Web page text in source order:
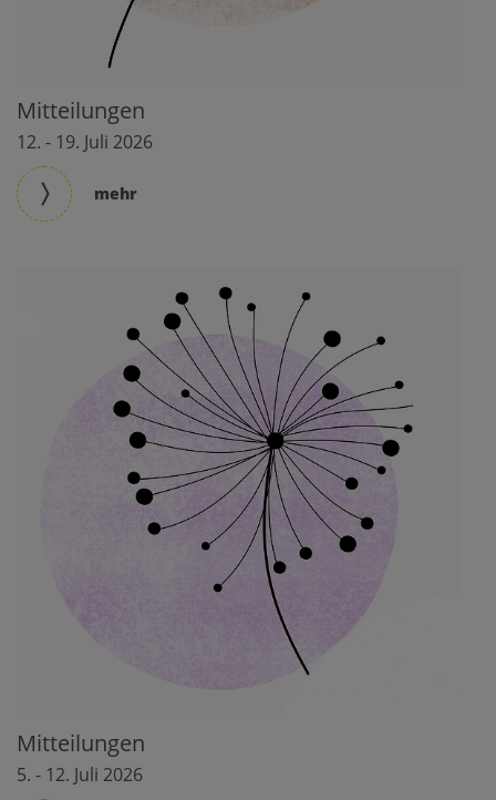
Mitteilungen
12. - 19. Juli 2026
mehr
Mitteilungen
5. - 12. Juli 2026